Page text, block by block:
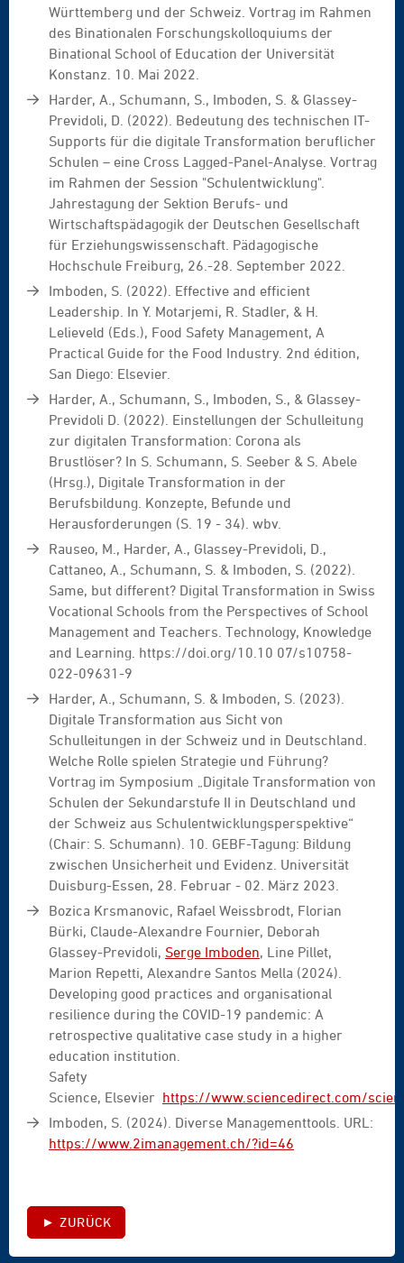
Württemberg und der Schweiz. Vortrag im Rahmen
des Binationalen Forschungskolloquiums der
Binational School of Education der Universität
Konstanz. 10. Mai 2022.
Harder, A., Schumann, S., Imboden, S. & Glassey-
Previdoli, D. (2022). Bedeutung des technischen IT-
Supports für die digitale Transformation beruflicher
Schulen – eine Cross Lagged-Panel-Analyse. Vortrag
im Rahmen der Session "Schulentwicklung".
Jahrestagung der Sektion Berufs- und
Wirtschaftspädagogik der Deutschen Gesellschaft
für Erziehungswissenschaft. Pädagogische
Hochschule Freiburg, 26.-28. September 2022.
Imboden, S. (2022). Effective and efficient
Leadership. In Y. Motarjemi, R. Stadler, & H.
Lelieveld (Eds.), Food Safety Management, A
Practical Guide for the Food Industry. 2nd édition,
San Diego: Elsevier.
Harder, A., Schumann, S., Imboden, S., & Glassey-
Previdoli D. (2022). Einstellungen der Schulleitung
zur digitalen Transformation: Corona als
Brustlöser? In S. Schumann, S. Seeber & S. Abele
(Hrsg.), Digitale Transformation in der
Berufsbildung. Konzepte, Befunde und
Herausforderungen (S. 19 - 34). wbv.
Rauseo, M., Harder, A., Glassey-Previdoli, D.,
Cattaneo, A., Schumann, S. & Imboden, S. (2022).
Same, but different? Digital Transformation in Swiss
Vocational Schools from the Perspectives of School
Management and Teachers. Technology, Knowledge
and Learning. https://doi.org/10.10 07/s10758-
022-09631-9
Harder, A., Schumann, S. & Imboden, S. (2023).
Digitale Transformation aus Sicht von
Schulleitungen in der Schweiz und in Deutschland.
Welche Rolle spielen Strategie und Führung?
Vortrag im Symposium „Digitale Transformation von
Schulen der Sekundarstufe II in Deutschland und
der Schweiz aus Schulentwicklungsperspektive“
(Chair: S. Schumann). 10. GEBF-Tagung: Bildung
zwischen Unsicherheit und Evidenz. Universität
Duisburg-Essen, 28. Februar - 02. März 2023.
Bozica Krsmanovic, Rafael Weissbrodt, Florian
Bürki, Claude-Alexandre Fournier, Deborah
Glassey-Previdoli, Serge Imboden, Line Pillet,
Marion Repetti, Alexandre Santos Mella (2024).
Developing good practices and organisational
resilience during the COVID-19 pandemic: A
retrospective qualitative case study in a higher
education institution.
Safety
Science, Elsevier https://www.sciencedirect.com/
Imboden, S. (2024). Diverse Managementtools. URL:
https://www.2imanagement.ch/?id=46
► ZURÜCK